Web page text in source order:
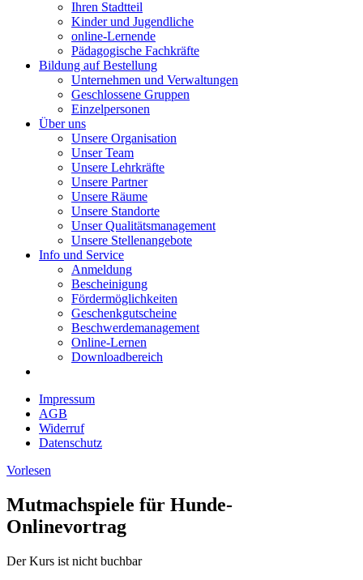
Ihren Stadtteil
Kinder und Jugendliche
online-Lernende
Pädagogische Fachkräfte
Bildung auf Bestellung
Unternehmen und Verwaltungen
Geschlossene Gruppen
Einzelpersonen
Über uns
Unsere Organisation
Unser Team
Unsere Lehrkräfte
Unsere Partner
Unsere Räume
Unsere Standorte
Unser Qualitätsmanagement
Unsere Stellenangebote
Info und Service
Anmeldung
Bescheinigung
Fördermöglichkeiten
Geschenkgutscheine
Beschwerdemanagement
Online-Lernen
Downloadbereich
Impressum
AGB
Widerruf
Datenschutz
Vorlesen
Mutmachspiele für Hunde-
Onlinevortrag
Der Kurs ist nicht buchbar